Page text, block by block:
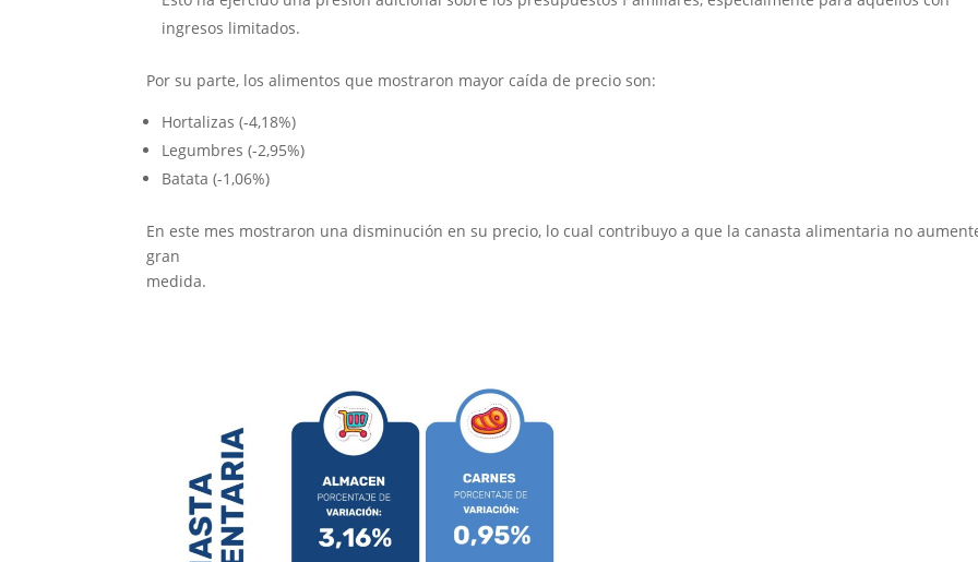
ingresos limitados.
Por su parte, los alimentos que mostraron mayor caída de precio son:
Hortalizas (-4,18%)
Legumbres (-2,95%)
Batata (-1,06%)
En este mes mostraron una disminución en su precio, lo cual contribuyo a que la canasta alimentaria no
gran
medida.